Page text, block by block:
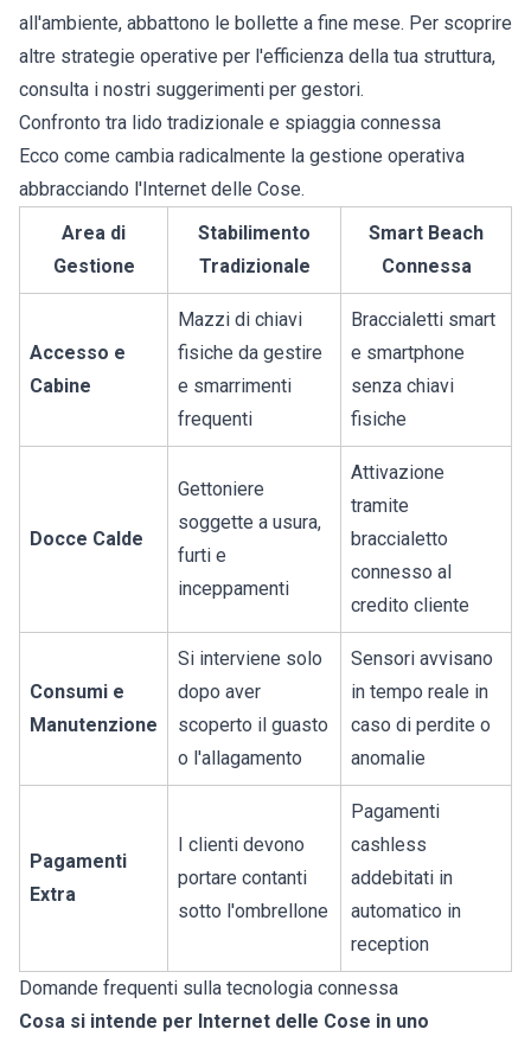
all'ambiente, abbattono le bollette a fine mese. Per scoprire
altre strategie operative per l'efficienza della tua struttura,
consulta i nostri suggerimenti per gestori.
Confronto tra lido tradizionale e spiaggia connessa
Ecco come cambia radicalmente la gestione operativa
abbracciando l'Internet delle Cose.
Area di
Gestione
Stabilimento
Tradizionale
Smart Beach
Connessa
Accesso e
Cabine
Mazzi di chiavi
fisiche da gestire
e smarrimenti
frequenti
Braccialetti smart
e smartphone
senza chiavi
fisiche
Docce Calde
Gettoniere
soggette a usura,
furti e
inceppamenti
Attivazione
tramite
braccialetto
connesso al
credito cliente
Consumi e
Manutenzione
Si interviene solo
dopo aver
scoperto il guasto
o l'allagamento
Sensori avvisano
in tempo reale in
caso di perdite o
anomalie
Pagamenti
Extra
I clienti devono
portare contanti
sotto l'ombrellone
Pagamenti
cashless
addebitati in
automatico in
reception
Domande frequenti sulla tecnologia connessa
Cosa si intende per Internet delle Cose in uno